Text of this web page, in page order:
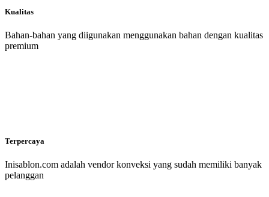
Kualitas
Bahan-bahan yang diigunakan menggunakan bahan dengan kualitas
premium
Terpercaya
Inisablon.com adalah vendor konveksi yang sudah memiliki banyak
pelanggan